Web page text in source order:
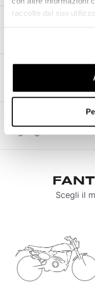
raccolto dal suo
Scegli il